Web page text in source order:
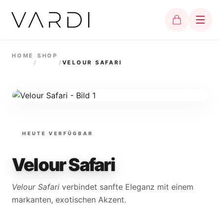
HOME
/
SHOP
/ VELOUR SAFARI
HEUTE VERFÜGBAR
Velour Safari
Velour Safari verbindet sanfte Eleganz mit einem
markanten, exotischen Akzent.